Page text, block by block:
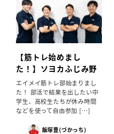
【筋トレ始めまし
た！】ソヨカふじみ野
エイメイ筋トレ部始まりまし
た！ 部活で結果を出したい中
学生、高校生たちが休み時間
などを使って自由参加 […]
飯塚豊(づかっち)